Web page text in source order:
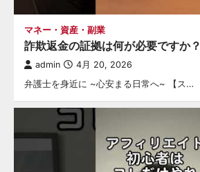
マネー・資産・副業
詐欺返金の証拠は何が必要ですか？
admin 4月 20, 2026
弁護士を身近に ~心安まる日常へ~ 【ス…